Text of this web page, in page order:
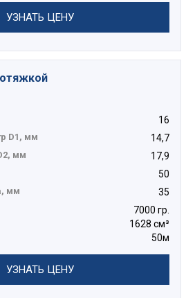
УЗНАТЬ ЦЕНУ
16
D1, мм 14,7
мм 17,9
50
мм 35
7000 гр.
1628 см³
50м
УЗНАТЬ ЦЕНУ